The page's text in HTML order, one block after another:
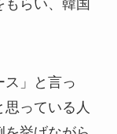
らい、韓国
ス」と言っ
っている人